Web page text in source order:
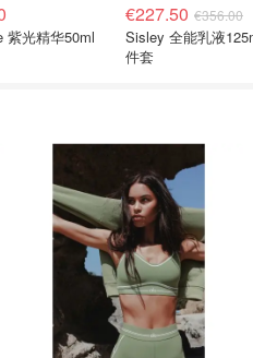
紫光精华50ml
€227.50 €356.00
Sisley 全能乳液
件套